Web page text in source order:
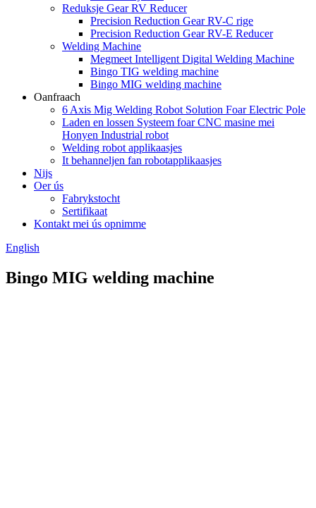
Reduksje Gear RV Reducer
Precision Reduction Gear RV-C rige
Precision Reduction Gear RV-E Reducer
Welding Machine
Megmeet Intelligent Digital Welding Machine
Bingo TIG welding machine
Bingo MIG welding machine
Oanfraach
6 Axis Mig Welding Robot Solution Foar Electric Pole
Laden en lossen Systeem foar CNC masine mei
Honyen Industrial robot
Welding robot applikaasjes
It behanneljen fan robotapplikaasjes
Nijs
Oer ús
Fabrykstocht
Sertifikaat
Kontakt mei ús opnimme
English
Bingo MIG welding machine